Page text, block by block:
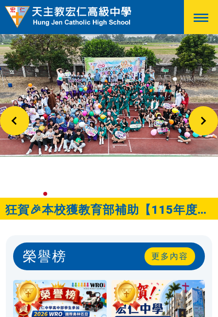
狂賀🎉本校獲教育部補助【115年度新建無障礙電梯案】新台幣450萬元整
狂賀🎉本校獲教育部補助【115年度新建無障礙電梯案】新台幣450萬元整
榮譽榜 更多內容